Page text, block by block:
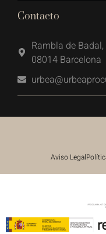
Contacto
Rambla de
08014 Barcelona
Aviso Legal